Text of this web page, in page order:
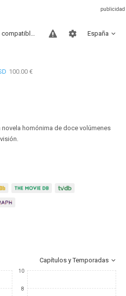
España
Sitios compatibles
100.00 €
homónima de doce volúmenes
Capítulos y Temporadas
10
8